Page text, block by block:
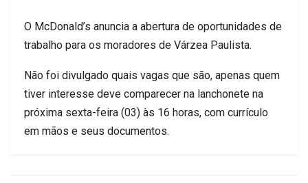
O McDonald’s anuncia a abertura de oportunidades de
trabalho para os moradores de Várzea Paulista.
Não foi divulgado quais vagas que são, apenas quem
tiver interesse deve comparecer na lanchonete na
próxima sexta-feira (03) às 16 horas, com currículo
em mãos e seus documentos.